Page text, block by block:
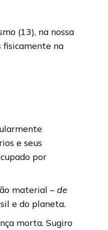
(13), na nossa
fisicamente na
e seus
por
material –de
e do planeta.
morta. Sugiro